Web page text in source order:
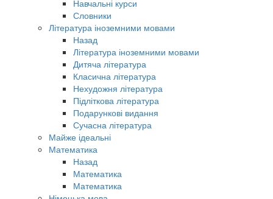
Навчальні курси
Словники
Література іноземними мовами
Назад
Література іноземними мовами
Дитяча література
Класична література
Нехудожня література
Підліткова література
Подарункові видання
Сучасна література
Майже ідеальні
Математика
Назад
Математика
Математика